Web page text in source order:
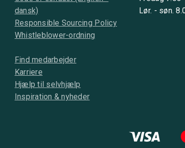
dansk)
Responsible Sourcing Policy
Whistleblower-ordning
Find medarbejder
Karriere
Hjælp til selvhjælp
Inspiration & nyheder
Lør. - søn.